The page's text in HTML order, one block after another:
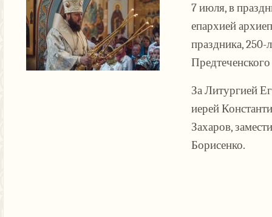
7 июля, в
епархией
праздника,
За Литургией
иерей
Захаров,
Борисенко.